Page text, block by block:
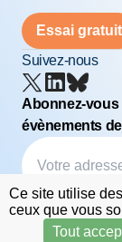
Essai gratuit
Suivez-nous
Abonnez-vous
évènements
© Rexecode
Ce site utilise
ceux que vous
Tout